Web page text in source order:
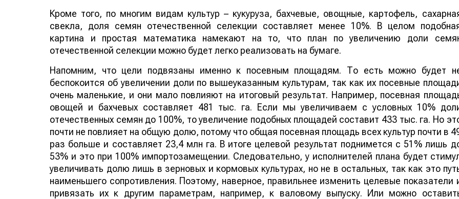
Кроме того, по многим видам культур – кукуруза, бахчевые, овощные, картофель,
свекла, доля семян отечественной селекции составляет менее 10%. В целом
картина и простая математика намекают на то, что план по увеличению доли
отечественной селекции можно будет легко реализовать на бумаге.
Напомним, что цели подвязаны именно к посевным площадям. То есть можно будет
беспокоится об увеличении доли по вышеуказанным культурам, так как их посевные
очень маленькие, и они мало повлияют на итоговый результат. Например, посевная
овощей и бахчевых составляет 481 тыс. га. Если мы увеличиваем с условных 10%
отечественных семян до 100%, то увеличение подобных площадей составит 433 тыс. га. Но
почти не повлияет на общую долю, потому что общая посевная площадь всех культур почти в
раз больше и составляет 23,4 млн га. В итоге целевой результат поднимется с 51% лишь
53% и это при 100% импортозамещении. Следовательно, у исполнителей плана будет
увеличивать долю лишь в зерновых и кормовых культурах, но не в остальных, так как это
наименьшего сопротивления. Поэтому, наверное, правильнее изменить целевые показатели
привязать их к другим параметрам, например, к валовому выпуску. Или можно